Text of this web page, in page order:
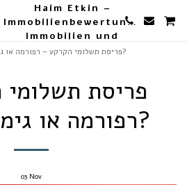
Haim Etkin –
Immobilienbewertungen,
Immobilien und
Landwirtschaft פריסת תשלומי הקרקע – רפורמה או גימיק פיננסי?
פריסת
רפורמה או גימיק פיננסי?
03 Nov